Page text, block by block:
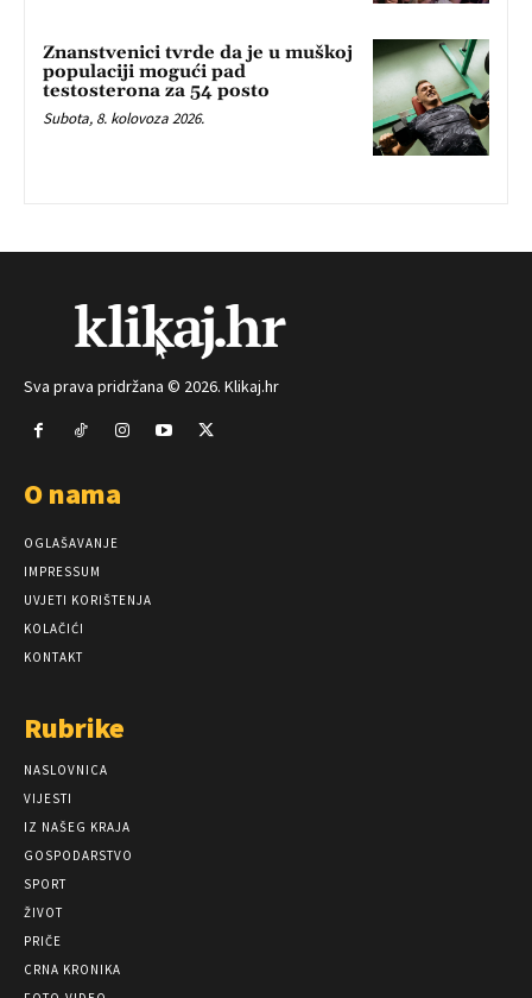
Znanstvenici tvrde da je u muškoj
populaciji mogući pad
testosterona za 54 posto
Subota, 8. kolovoza 2026.
Sva prava pridržana © 2026. Klikaj.hr
O nama
OGLAŠAVANJE
IMPRESSUM
UVJETI KORIŠTENJA
KOLAČIĆI
KONTAKT
Rubrike
NASLOVNICA
VIJESTI
IZ NAŠEG KRAJA
GOSPODARSTVO
SPORT
ŽIVOT
PRIČE
CRNA KRONIKA